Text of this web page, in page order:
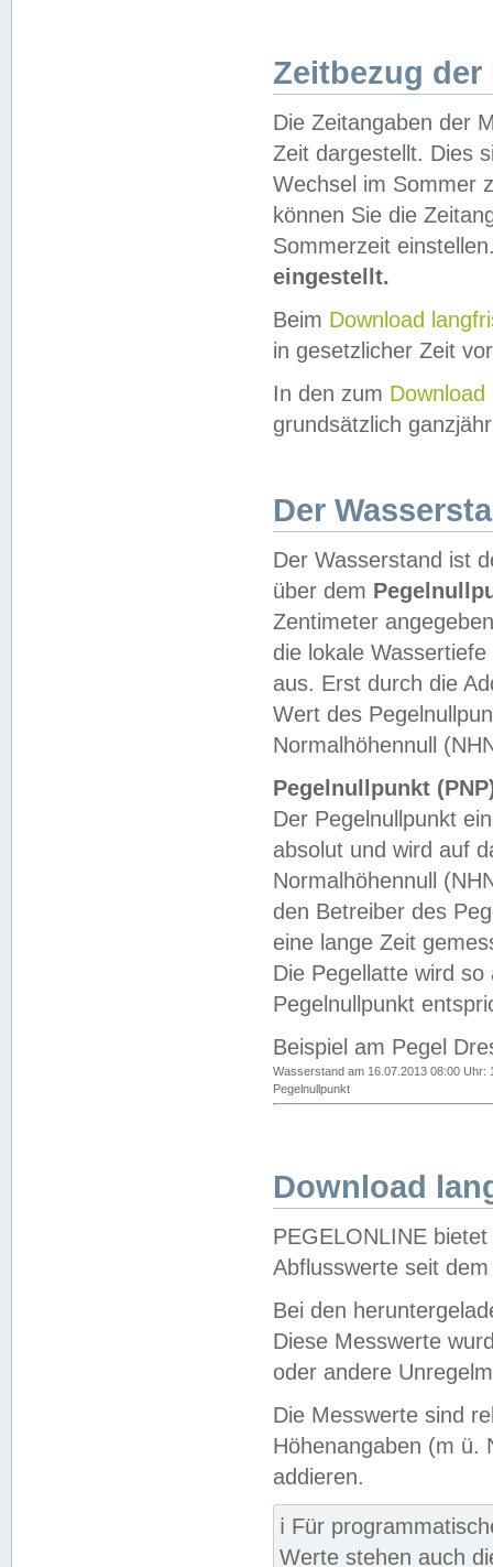
Zeitbezug der
Die Zeitangaben der
Zeit dargestellt. Dies
Wechsel im Sommer
können Sie die
Sommerzeit
eingestellt.
Beim Download
in gesetzlicher Zeit
In den zum Download
grundsätzlich
Der
Der Wasserstand ist
über dem
Zentimeter
die lokale
aus. Erst durch die
Wert des
Normalhöhennull
Pegelnullpunkt
Der Pegelnullpunkt
absolut und wird auf
Normalhöhennull
den Betreiber des
eine lange Zeit
Die Pegellatte wird
Pegelnullpunkt
Beispiel am Pegel
Wasserstand am 16.07.2013 08:00 Uhr:
Pegelnullpunkt
Download
PEGELONLINE
Abflusswerte seit
Bei den
Diese Messwerte
oder andere
Die Messwerte sind
Höhenangaben (m ü.
addieren.
ℹ️ Für
Werte stehen auch